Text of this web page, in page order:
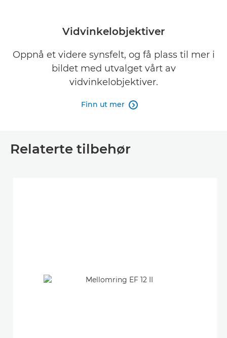
Vidvinkelobjektiver
Oppnå et videre synsfelt, og få plass til mer i
bildet med utvalget vårt av
vidvinkelobjektiver.
Finn ut mer 
Relaterte tilbehør